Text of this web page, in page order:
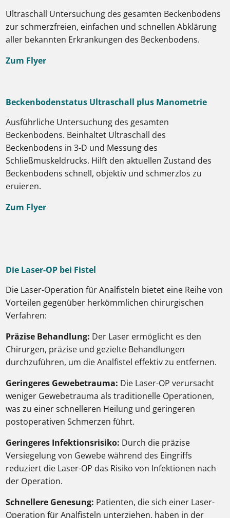
Ultraschall Untersuchung des gesamten Beckenbodens
zur schmerzfreien, einfachen und schnellen Abklärung
aller bekannten Erkrankungen des Beckenbodens.
Zum Flyer
Beckenbodenstatus Ultraschall plus Manometrie
Ausführliche Untersuchung des gesamten
Beckenbodens. Beinhaltet Ultraschall des
Beckenbodens in 3-D und Messung des
Schließmuskeldrucks. Hilft den aktuellen Zustand des
Beckenbodens schnell, objektiv und schmerzlos zu
eruieren.
Zum Flyer
Die Laser-OP bei Fistel
Die Laser-Operation für Analfisteln bietet eine Reihe von
Vorteilen gegenüber herkömmlichen chirurgischen
Verfahren:
Präzise Behandlung: Der Laser ermöglicht es den
Chirurgen, präzise und gezielte Behandlungen
durchzuführen, um die Analfistel effektiv zu entfernen.
Geringeres Gewebetrauma: Die Laser-OP verursacht
weniger Gewebetrauma als traditionelle Operationen,
was zu einer schnelleren Heilung und geringeren
postoperativen Schmerzen führt.
Geringeres Infektionsrisiko: Durch die präzise
Versiegelung von Gewebe während des Eingriffs
reduziert die Laser-OP das Risiko von Infektionen nach
der Operation.
Schnellere Genesung: Patienten, die sich einer Laser-
Operation für Analfisteln unterziehen, haben in der